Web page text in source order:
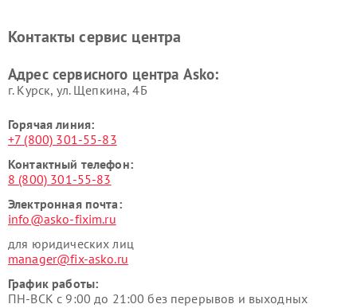
Ремонт подогревателей
Ремонт промышленных
Asko
Контакты сервис центра
Адрес сервисного центра Asko:
г. Курск, ул. Щепкина, 4Б
Горячая линия:
+7 (800) 301-55-83
Контактный телефон:
8 (800) 301-55-83
Электронная почта:
info@asko-fixim.ru
для юридических лиц
manager@fix-asko.ru
График работы:
ПН-ВСК с 9:00 до 21:00 без перерывов и выходных